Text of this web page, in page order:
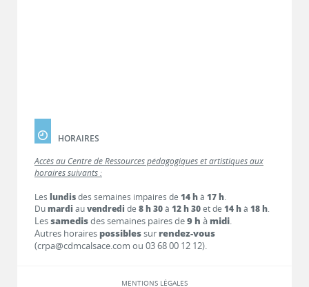
HORAIRES
Accès au Centre de Ressources pédagogiques et artistiques aux
horaires suivants :
Les lundisdes semaines impaires de 14 hà 17 h.
Dumardi auvendredi de 8 h 30à 12 h 30et de 14 hà 18 h.
Lessamedisdes semaines paires de9 h à midi.
Autres horaires possiblessur rendez-vous
(crpa@cdmcalsace.com ou 03 68 00 12 12).
MENTIONS LÉGALES